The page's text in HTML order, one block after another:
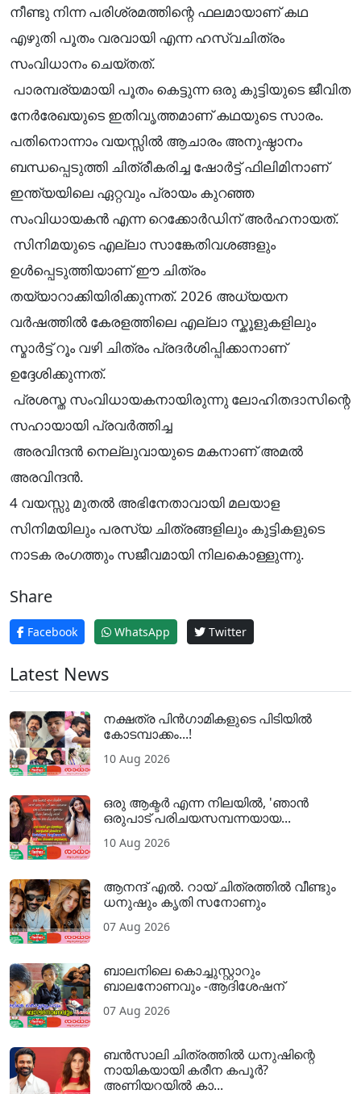
നീണ്ടു നിന്ന പരിശ്രമത്തിന്റെ ഫലമായാണ് കഥ
എഴുതി പൂതം വരവായി എന്ന ഹസ്വചിത്രം
സംവിധാനം ചെയ്തത്.
പാരമ്പര്യമായി പൂതം കെട്ടുന്ന ഒരു കുട്ടിയുടെ ജീവിത
നേർരേഖയുടെ ഇതിവൃത്തമാണ് കഥയുടെ സാരം.
പതിനൊന്നാം വയസ്സിൽ ആചാരം അനുഷ്ഠാനം
ബന്ധപ്പെടുത്തി ചിത്രീകരിച്ച ഷോർട്ട് ഫിലിമിനാണ്
ഇന്ത്യയിലെ ഏറ്റവും പ്രായം കുറഞ്ഞ
സംവിധായകൻ എന്ന റെക്കോർഡിന് അർഹനായത്.
സിനിമയുടെ എല്ലാ സാങ്കേതിവശങ്ങളും
ഉൾപ്പെടുത്തിയാണ് ഈ ചിത്രം
തയ്യാറാക്കിയിരിക്കുന്നത്. 2026 അധ്യയന
വർഷത്തിൽ കേരളത്തിലെ എല്ലാ സ്കൂളുകളിലും
സ്മാർട്ട്‌ റൂം വഴി ചിത്രം പ്രദർശിപ്പിക്കാനാണ്
ഉദ്ദേശിക്കുന്നത്.
പ്രശസ്ത സംവിധായകനായിരുന്നു ലോഹിതദാസിന്റെ
സഹായായി പ്രവർത്തിച്ച
അരവിന്ദൻ നെല്ലുവായുടെ മകനാണ് അമൽ
അരവിന്ദൻ.
4 വയസ്സു മുതൽ അഭിനേതാവായി മലയാള
സിനിമയിലും പരസ്യ ചിത്രങ്ങളിലും കുട്ടികളുടെ
നാടക രംഗത്തും സജീവമായി നിലകൊള്ളുന്നു.
Share
Facebook WhatsApp Twitter
Latest News
നക്ഷത്ര പിൻഗാമികളുടെ പിടിയിൽ
കോടമ്പാക്കം...!
10 Aug 2026
ഒരു ആക്ടര്‍ എന്ന നിലയില്‍, 'ഞാന്‍
ഒരുപാട് പരിചയസമ്പന്നയായ...
10 Aug 2026
ആനന്ദ് എൽ. റായ് ചിത്രത്തിൽ വീണ്ടും
ധനുഷും കൃതി സനോണും
07 Aug 2026
ബാലനിലെ കൊച്ചുസ്റ്റാറും
ബാലനോണവും -ആദിശേഷന്
07 Aug 2026
ബൻസാലി ചിത്രത്തിൽ ധനുഷിന്റെ
നായികയായി കരീന കപൂർ?
അണിയറയിൽ കാ...